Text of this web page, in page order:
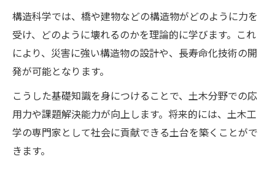
構造科学では、橋や建物などの構造物がどのように力を
受け、どのように壊れるのかを理論的に学びます。これ
により、災害に強い構造物の設計や、長寿命化技術の開
発が可能となります。
こうした基礎知識を身につけることで、土木分野での応
用力や課題解決能力が向上します。将来的には、土木工
学の専門家として社会に貢献できる土台を築くことがで
きます。